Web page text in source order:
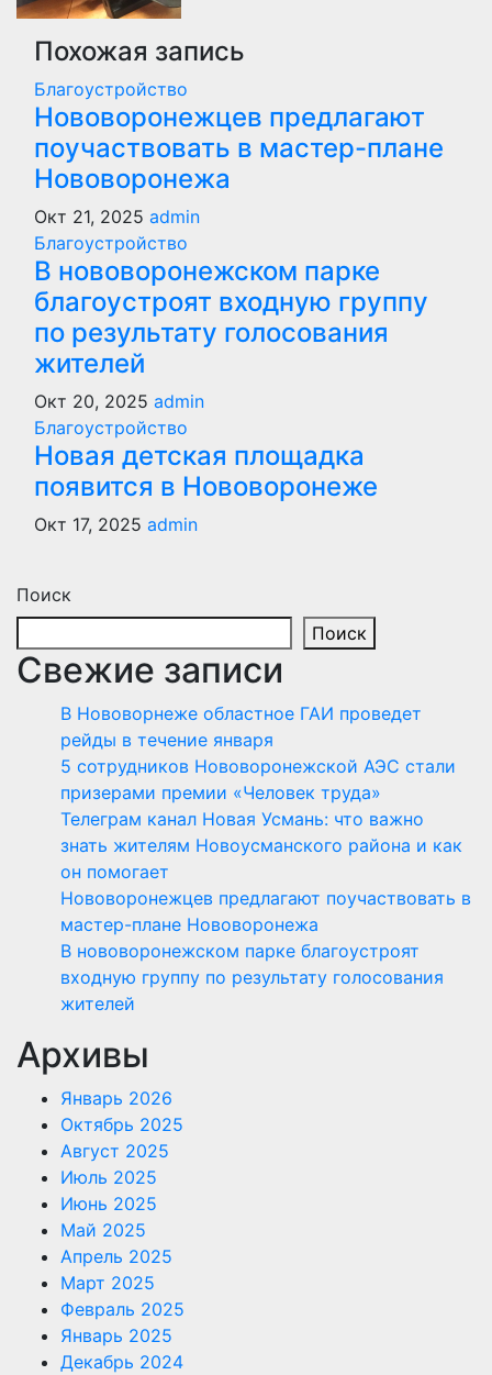
Похожая запись
Благоустройство
Нововоронежцев предлагают
поучаствовать в мастер-плане
Нововоронежа
Окт 21, 2025 admin
Благоустройство
В нововоронежском парке
благоустроят входную группу
по результату голосования
жителей
Окт 20, 2025 admin
Благоустройство
Новая детская площадка
появится в Нововоронеже
Окт 17, 2025 admin
Поиск
Поиск
Свежие записи
В Нововорнеже областное ГАИ проведет
рейды в течение января
5 сотрудников Нововоронежской АЭС стали
призерами премии «Человек труда»
Телеграм канал Новая Усмань: что важно
знать жителям Новоусманского района и как
он помогает
Нововоронежцев предлагают поучаствовать в
мастер-плане Нововоронежа
В нововоронежском парке благоустроят
входную группу по результату голосования
жителей
Архивы
Январь 2026
Октябрь 2025
Август 2025
Июль 2025
Июнь 2025
Май 2025
Апрель 2025
Март 2025
Февраль 2025
Январь 2025
Декабрь 2024